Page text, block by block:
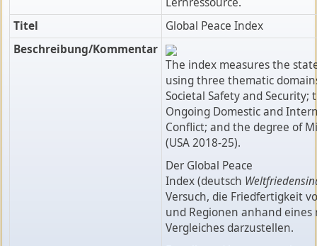
Titel
Global Peace Index
Beschreibung/Kommentar
The index measures the
using three thematic
Societal Safety and Security;
Ongoing Domestic and
Conflict; and the degree of
(USA 2018-25).
Der Global Peace
Index (deutsch
Versuch, die Friedfertigkeit
und Regionen anhand eines
Vergleiches darzustellen.